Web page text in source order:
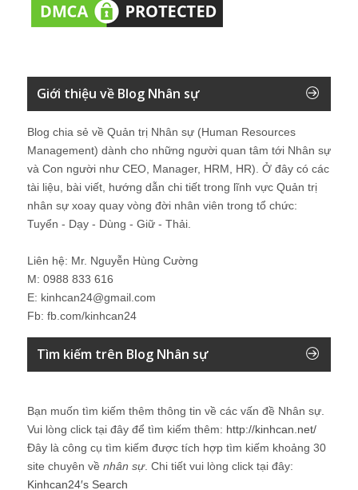
Giới thiệu về Blog Nhân sự
Blog chia sẻ về Quản trị Nhân sự (Human Resources
Management) dành cho những người quan tâm tới Nhân sự
và Con người như CEO, Manager, HRM, HR). Ở đây có các
tài liệu, bài viết, hướng dẫn chi tiết trong lĩnh vực Quản trị
nhân sự xoay quay vòng đời nhân viên trong tổ chức:
Tuyển - Dạy - Dùng - Giữ - Thải.
Liên hệ: Mr. Nguyễn Hùng Cường
M: 0988 833 616
E: kinhcan24@gmail.com
Fb: fb.com/kinhcan24
Tìm kiếm trên Blog Nhân sự
Bạn muốn tìm kiếm thêm thông tin về các vấn đề Nhân sự
Vui lòng click tại đây để tìm kiếm thêm: http://kinhcan.net/
Đây là công cụ tìm kiếm được tích hợp tìm kiếm khoảng 30
site chuyên về nhân sự. Chi tiết vui lòng click tại đây:
Kinhcan24′s Search